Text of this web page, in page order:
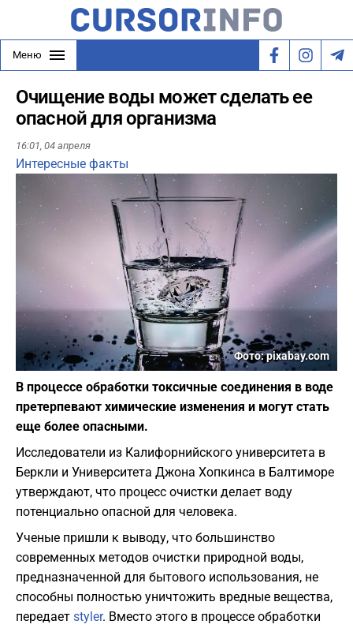
Меню
Очищение воды может сделать ее
опасной для организма
16:01, 04 апреля
Интересные факты
Фото: pixabay.com
В процессе обработки токсичные соединения в воде
претерпевают химические изменения и могут стать
еще более опасными.
Исследователи из Калифорнийского университета в
Беркли и Университета Джона Хопкинса в Балтиморе
утверждают, что процесс очистки делает воду
потенциально опасной для человека.
Ученые пришли к выводу, что большинство
современных методов очистки природной воды,
предназначенной для бытового использования, не
способны полностью уничтожить вредные вещества,
передает styler. Вместо этого в процессе обработки